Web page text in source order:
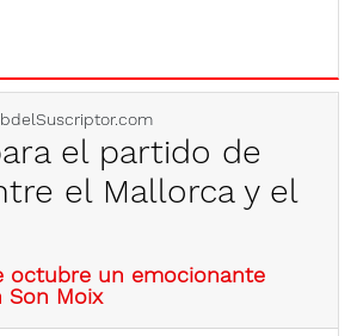
el partido de
el Mallorca y el
octubre un emocionante
Son Moix